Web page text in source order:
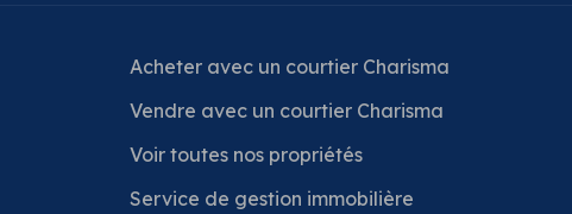
Acheter avec un courtier Charisma
Vendre avec un courtier Charisma
Voir toutes nos propriétés
Service de gestion immobilière